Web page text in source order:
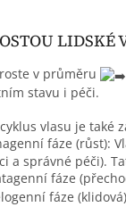
LIDSKÉ
v průměru
stavu i péči.
vlasu je také
fáze (růst):
a správné péči).
fáze
fáze